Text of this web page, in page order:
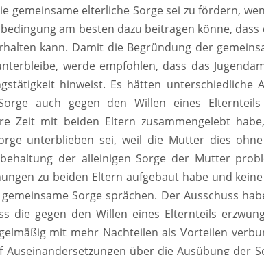
gemeinsame elterliche Sorge sei zu fördern,
am besten dazu beitragen könne, dass
kann. Damit die Begründung der
werde empfohlen, dass das
hinweist. Es hätten unterschiedliche
auch gegen den Willen eines
Zeit mit beiden Eltern zusammengelebt
unterblieben sei, weil die Mutter dies
der alleinigen Sorge der Mutter
zu beiden Eltern aufgebaut habe und
Sorge sprächen. Der Ausschuss
die gegen den Willen eines Elternteils
mit mehr Nachteilen als Vorteilen
über die Ausübung der